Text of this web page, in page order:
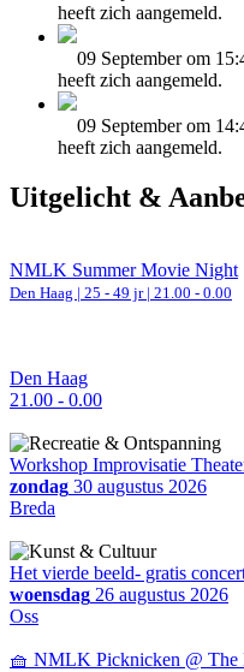
heeft zich aangemeld.
09 September om
heeft zich aangemeld.
09 September om
heeft zich aangemeld.
Uitgelicht &
NMLK Summer Movie Night
Den Haag | 25 - 49 jr | 21.00 - 0.00
Den Haag
21.00 - 0.00
Workshop Improvisatie
zondag 30 augustus 2026
Breda
Het vierde beeld- gratis
woensdag 26 augustus 2026
Oss
🧺 NMLK Picknicken @ The